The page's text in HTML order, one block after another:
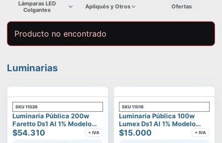
Lámparas LED
Colgantes
Apliqués y Otros Ofertas
Producto no encontrado
Luminarias
SKU 11026
Luminaria Pública 200w
Faretto Ds1 Al 1% Modelo
Calisto
$54.310 + IVA
SKU 11016
Luminaria Pública 100w
Lumex Ds1 Al 1% Modelo
Vega
$15.000 + IVA